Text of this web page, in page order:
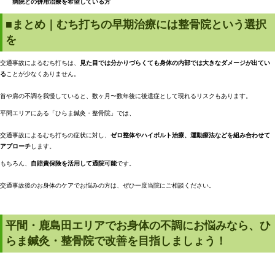
病院との併用治療を希望している方
■まとめ｜むち打ちの早期治療には整骨院という選択
を
交通事故によるむち打ちは、
見た目では分かりづらくても身体の内部では大きなダメージが出てい
ることが少なくありません。
首や肩の不調を我慢していると、数ヶ月〜数年後に後遺症として現れるリスクもあります。
平間エリアにある「ひらま鍼灸・整骨院」では、
交通事故によるむち打ちの症状に対し、 ゼロ整体やハイボルト治療、運動療法などを組み合わせて
アプローチします。
もちろん、 自賠責保険を活用して通院可能です。
交通事故後のお身体のケアでお悩みの方は、ぜひ一度当院にご相談ください。
平間・鹿島田エリアでお身体の不調にお悩みなら、ひ
らま鍼灸・整骨院で改善を目指しましょう！